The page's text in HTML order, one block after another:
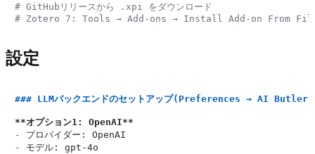
# GitHubリリースから .xpi をダウンロード
# Zotero 7: Tools → Add-ons → Install Add-on From
設定
### LLMバックエンドのセットアップ(Preferences → AI Butler)
**オプション1: OpenAI**
-
-